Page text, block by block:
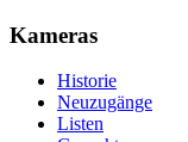
Kameras
Historie
Neuzugänge
Listen